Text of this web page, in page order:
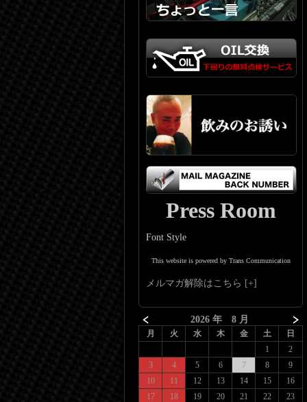
Press Room
Font Style
This website is powered by Trans Communication
メルマガ解除はこちら
2026 年 8 月
月 火 水 木 金 土
日
1
2
3
4 5 6 7 8
9
10
11 12 13 14 15
16
17
18 19 20 21 22 23